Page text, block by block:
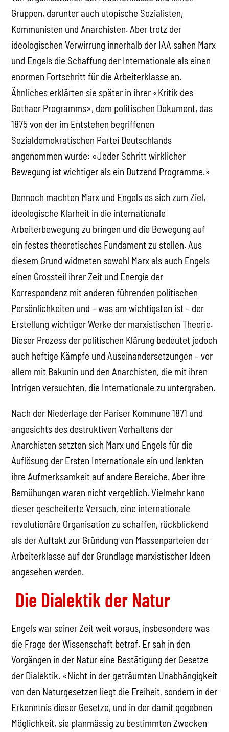
Gruppen, darunter auch utopische Sozialisten,
Kommunisten und Anarchisten. Aber trotz der
ideologischen Verwirrung innerhalb der IAA sahen Marx
und Engels die Schaffung der Internationale als einen
enormen Fortschritt für die Arbeiterklasse an.
Ähnliches erklärten sie später in ihrer «Kritik des
Gothaer Programms», dem politischen Dokument, das
1875 von der im Entstehen begriffenen
Sozialdemokratischen Partei Deutschlands
angenommen wurde: «Jeder Schritt wirklicher
Bewegung ist wichtiger als ein Dutzend Programme.»
Dennoch machten Marx und Engels es sich zum Ziel,
ideologische Klarheit in die internationale
Arbeiterbewegung zu bringen und die Bewegung auf
ein festes theoretisches Fundament zu stellen. Aus
diesem Grund widmeten sowohl Marx als auch Engels
einen Grossteil ihrer Zeit und Energie der
Korrespondenz mit anderen führenden politischen
Persönlichkeiten und – was am wichtigsten ist – der
Erstellung wichtiger Werke der marxistischen Theorie.
Dieser Prozess der politischen Klärung bedeutet jedoch
auch heftige Kämpfe und Auseinandersetzungen – vor
allem mit Bakunin und den Anarchisten, die mit ihren
Intrigen versuchten, die Internationale zu untergraben.
Nach der Niederlage der Pariser Kommune 1871 und
angesichts des destruktiven Verhaltens der
Anarchisten setzten sich Marx und Engels für die
Auflösung der Ersten Internationale ein und lenkten
ihre Aufmerksamkeit auf andere Bereiche. Aber ihre
Bemühungen waren nicht vergeblich. Vielmehr kann
dieser gescheiterte Versuch, eine internationale
revolutionäre Organisation zu schaffen, rückblickend
als der Auftakt zur Gründung von Massenparteien der
Arbeiterklasse auf der Grundlage marxistischer Ideen
angesehen werden.
Die Dialektik der Natur
Engels war seiner Zeit weit voraus, insbesondere was
die Frage der Wissenschaft betraf. Er sah in den
Vorgängen in der Natur eine Bestätigung der Gesetze
der Dialektik. «Nicht in der geträumten Unabhängigkeit
von den Naturgesetzen liegt die Freiheit, sondern in der
Erkenntnis dieser Gesetze, und in der damit gegebnen
Möglichkeit, sie planmässig zu bestimmten Zwecken